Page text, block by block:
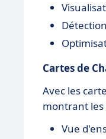
Cartes de
Avec les
montrant les
Vue